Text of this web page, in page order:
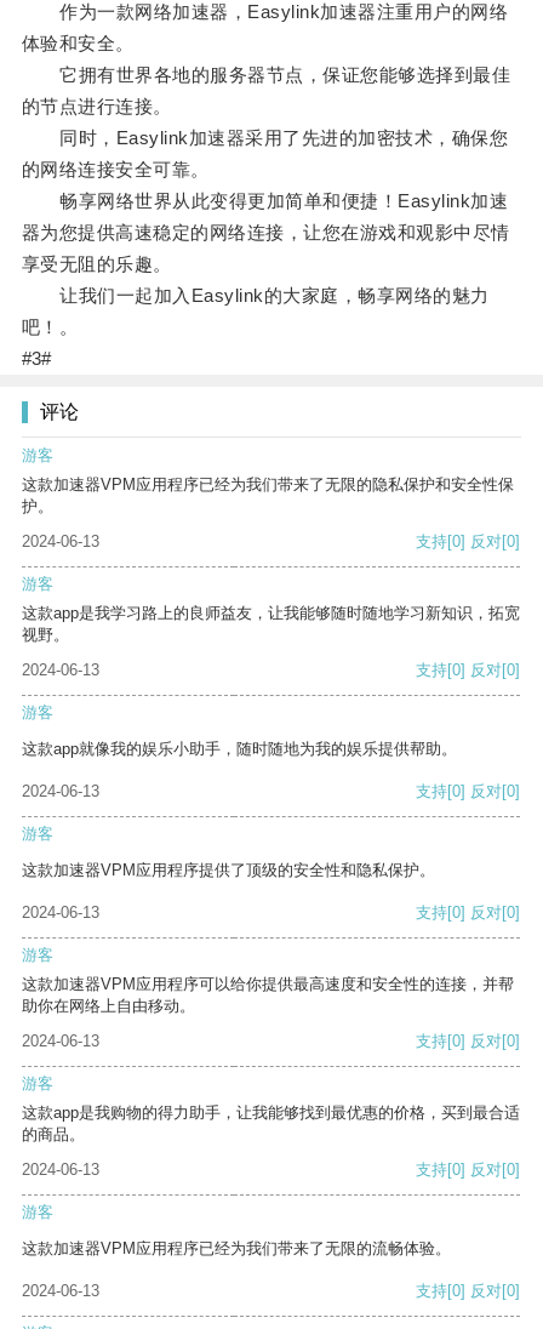
作为一款网络加速器，Easylink加速器注重用户的网络
体验和安全。
它拥有世界各地的服务器节点，保证您能够选择到最佳
的节点进行连接。
同时，Easylink加速器采用了先进的加密技术，确保您
的网络连接安全可靠。
畅享网络世界从此变得更加简单和便捷！Easylink加速
器为您提供高速稳定的网络连接，让您在游戏和观影中尽情
享受无阻的乐趣。
让我们一起加入Easylink的大家庭，畅享网络的魅力
吧！。
#3#
评论
游客
这款加速器VPM应用程序已经为我们带来了无限的隐私保护和安全性保
护。
2024-06-13
支持[0] 反对[0]
游客
这款app是我学习路上的良师益友，让我能够随时随地学习新知识，拓宽
视野。
2024-06-13
支持[0] 反对[0]
游客
这款app就像我的娱乐小助手，随时随地为我的娱乐提供帮助。
2024-06-13 支持[0] 反对[0]
游客
这款加速器VPM应用程序提供了顶级的安全性和隐私保护。
2024-06-13 支持[0] 反对[0]
游客
这款加速器VPM应用程序可以给你提供最高速度和安全性的连接，并帮
助你在网络上自由移动。
2024-06-13
支持[0] 反对[0]
游客
这款app是我购物的得力助手，让我能够找到最优惠的价格，买到最合适
的商品。
2024-06-13
支持[0] 反对[0]
游客
这款加速器VPM应用程序已经为我们带来了无限的流畅体验。
2024-06-13 支持[0] 反对[0]